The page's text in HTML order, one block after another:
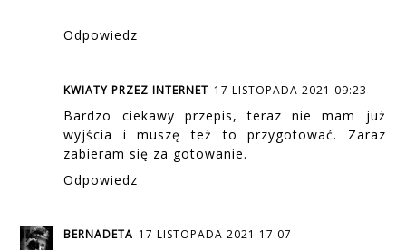
Odpowiedz
KWIATY PRZEZ INTERNET 17 LISTOPADA 2021 09:23
Bardzo ciekawy przepis, teraz nie mam już
wyjścia i muszę też to przygotować. Zaraz
zabieram się za gotowanie.
Odpowiedz
BERNADETA 17 LISTOPADA 2021 17:07